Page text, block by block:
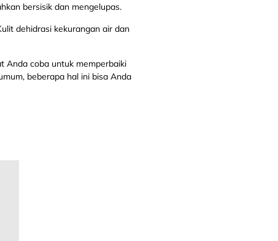
bersisik dan mengelupas.
dehidrasi kekurangan air dan
Anda coba untuk memperbaiki
beberapa hal ini bisa Anda